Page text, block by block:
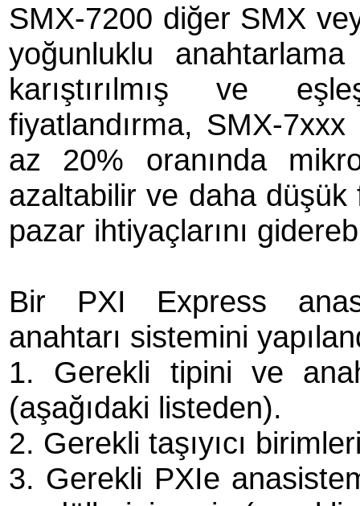
SMX-7200 diğer SMX
yoğunluklu
karıştırılmış ve
fiyatlandırma, SMX-
az 20% oranında
azaltabilir ve daha düşük
pazar ihtiyaçlarını
Bir PXI Express
anahtarı sistemini
1. Gerekli tipini ve
(aşağıdaki listeden).
2. Gerekli taşıyıcı
3. Gerekli PXIe